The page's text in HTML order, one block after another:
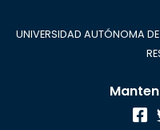
UNIVERSIDAD AUTÓNOMA